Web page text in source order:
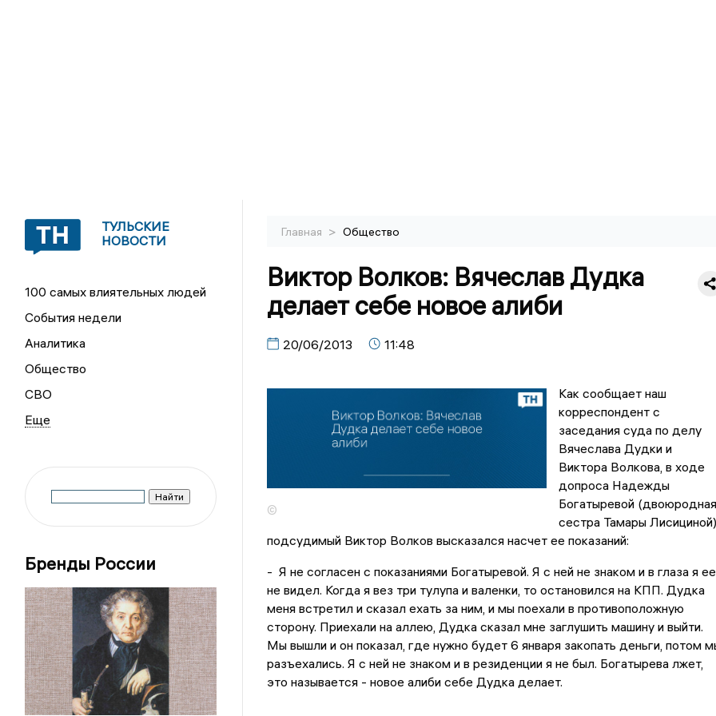
ТУЛЬСКИЕ
НОВОСТИ
100 самых влиятельных людей
События недели
Аналитика
Общество
СВО
Бренды России
Главная > Общество
Виктор Волков: Вячеслав Дудка
делает себе новое алиби
20/06/2013 11:48
©
Как сообщает наш
корреспондент с
заседания суда по делу
Вячеслава Дудки и
Виктора Волкова, в ходе
допроса Надежды
Богатыревой (двоюродная
сестра Тамары
подсудимый Виктор Волков высказался насчет ее показаний:
- Я не согласен с показаниями Богатыревой. Я с ней не знаком и в глаза я ее
не видел. Когда я вез три тулупа и валенки, то остановился на КПП. Дудка
меня встретил и сказал ехать за ним, и мы поехали в противоположную
сторону. Приехали на аллею, Дудка сказал мне заглушить машину и выйти.
Мы вышли и он показал, где нужно будет 6 января закопать деньги, потом
разъехались. Я с ней не знаком и в резиденции я не был. Богатырева лжет,
это называется - новое алиби себе Дудка делает.